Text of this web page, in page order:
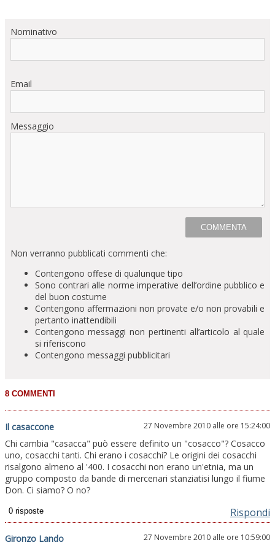
Nominativo
Email
Messaggio
Non verranno pubblicati commenti che:
Contengono offese di qualunque tipo
Sono contrari alle norme imperative dell’ordine pubblico e
del buon costume
Contengono affermazioni non provate e/o non provabili e
pertanto inattendibili
Contengono messaggi non pertinenti all’articolo al quale
si riferiscono
Contengono messaggi pubblicitari
Il casaccone 27 Novembre 2010 alle ore 15:24:00
Chi cambia "casacca" può essere definito un "cosacco"? Cosacco
uno, cosacchi tanti. Chi erano i cosacchi? Le origini dei cosacchi
risalgono almeno al '400. I cosacchi non erano un'etnia, ma un
gruppo composto da bande di mercenari stanziatisi lungo il fiume
Don. Ci siamo? O no?
Rispondi
Gironzo Lando 27 Novembre 2010 alle ore 10:59:00